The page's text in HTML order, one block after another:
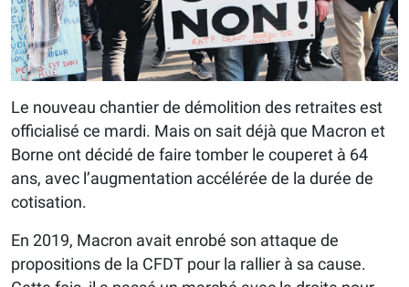
Le nouveau chantier de démolition des retraites est
officialisé ce mardi. Mais on sait déjà que Macron et
Borne ont décidé de faire tomber le couperet à 64
ans, avec l’augmentation accélérée de la durée de
cotisation.
En 2019, Macron avait enrobé son attaque de
propositions de la CFDT pour la rallier à sa cause.